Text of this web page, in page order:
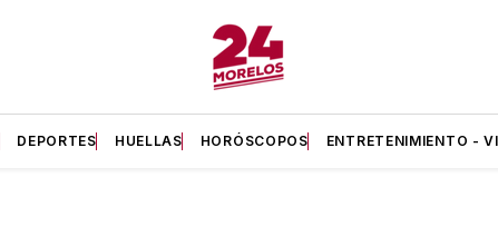
DEPORTES HUELLAS HORÓSCOPOS ENTRETENIMIENTO -